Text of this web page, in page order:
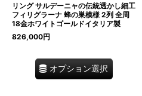
リング サルデーニャの伝統透かし細工
フィリグラーナ 蜂の巣模様 2列 全周
18金ホワイトゴールドイタリア製
826,000円
オプション選択